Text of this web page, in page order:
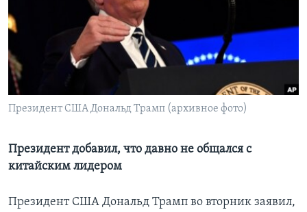
Learning English
СОЦИАЛЬНЫЕ СЕТИ
Президент США Дональд Трамп (архивное фото)
Президент добавил, что давно не общался с
китайским лидером
Президент США Дональд Трамп во вторник заявил,